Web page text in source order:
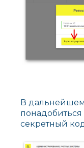
В
секретный